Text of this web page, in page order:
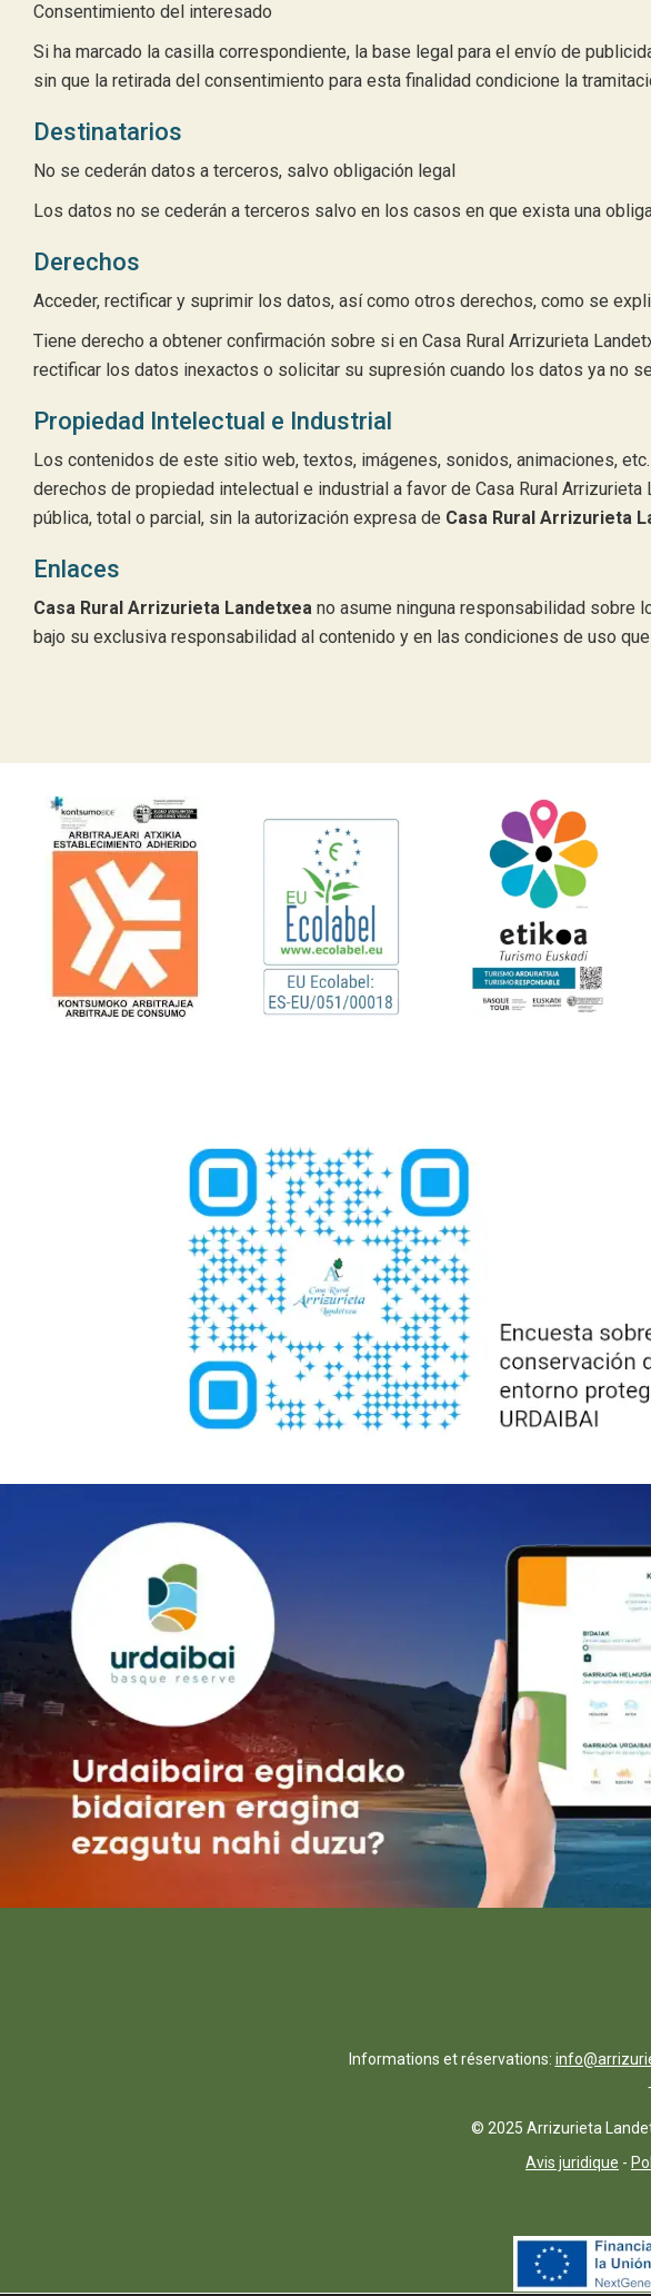
Consentimiento del interesado
Si ha marcado la casilla correspondiente, la base legal para el envío de
sin que la retirada del consentimiento para esta finalidad condicione la
Destinatarios
No se cederán datos a terceros, salvo obligación legal
Los datos no se cederán a terceros salvo en los casos en que exista una
Derechos
Acceder, rectificar y suprimir los datos, así como otros derechos, como se
Tiene derecho a obtener confirmación sobre si en Casa Rural Arrizurieta
rectificar los datos inexactos o solicitar su supresión cuando los datos ya no
Propiedad Intelectual e Industrial
Los contenidos de este sitio web, textos, imágenes, sonidos, animaciones,
derechos de propiedad intelectual e industrial a favor de Casa Rural
pública, total o parcial, sin la autorización expresa de Casa Rural Arrizurieta
Enlaces
Casa Rural Arrizurieta Landetxea no asume ninguna responsabilidad sobre
bajo su exclusiva responsabilidad al contenido y en las condiciones de uso
Informations et réservations:
© 2025 Arrizurieta
Avis juridique -